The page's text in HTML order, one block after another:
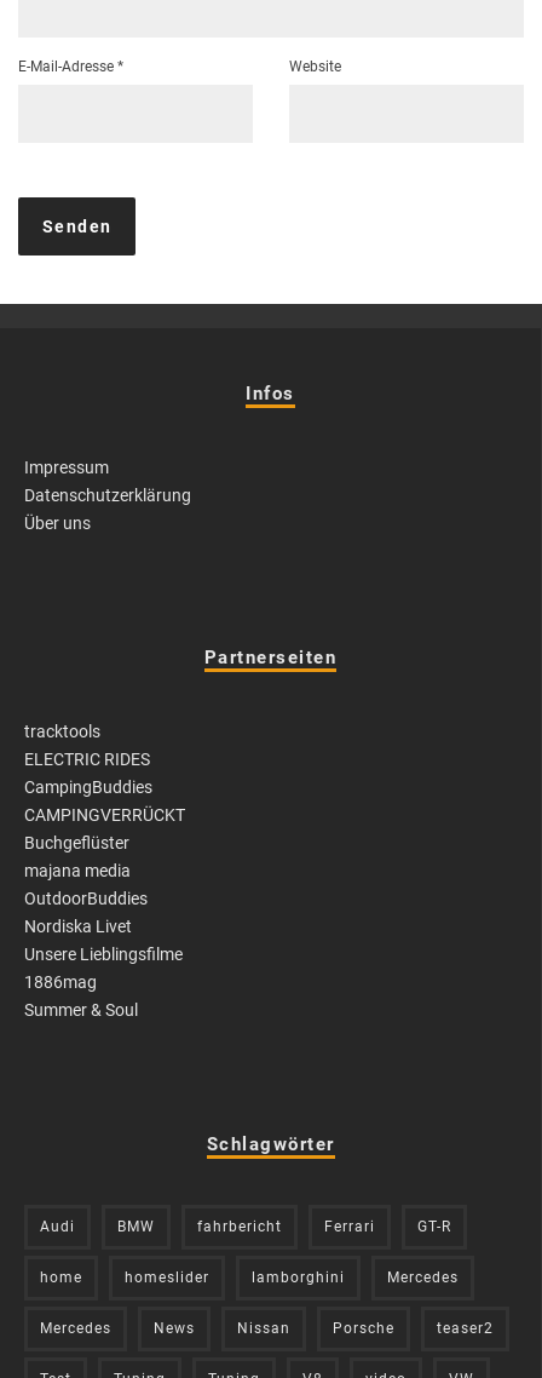
E-Mail-Adresse * Website
Infos
Impressum
Datenschutzerklärung
Über uns
Partnerseiten
tracktools
ELECTRIC RIDES
CampingBuddies
CAMPINGVERRÜCKT
Buchgeflüster
majana media
OutdoorBuddies
Nordiska Livet
Unsere Lieblingsfilme
1886mag
Summer & Soul
Schlagwörter
Audi BMW fahrbericht Ferrari GT-R
home homeslider lamborghini Mercedes
Mercedes News Nissan Porsche teaser2